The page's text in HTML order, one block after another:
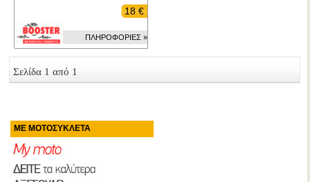
18 €
ΠΛΗΡΟΦΟΡΙΕΣ »
Σελίδα 1 από 1
ΜΕ ΜΟΤΟΣΥΚΛΕΤΑ